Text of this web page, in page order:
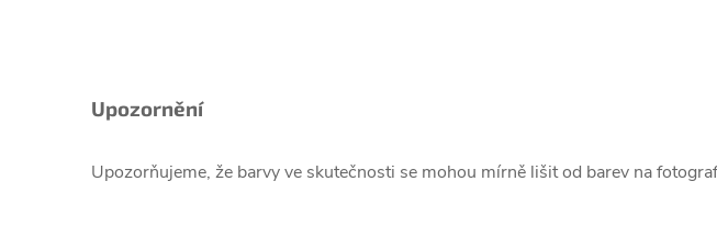
Upozornění
Upozorňujeme, že barvy ve skutečnosti se mohou mírně lišit od barev na